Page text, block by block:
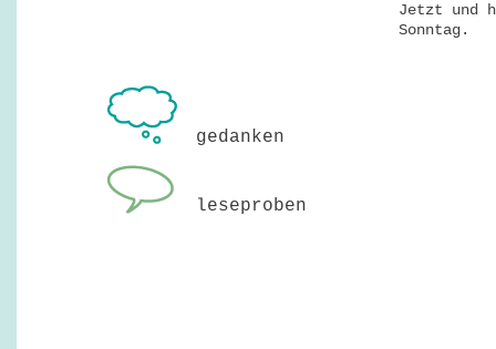
gedanken
leseproben
Jetzt und
Sonntag.